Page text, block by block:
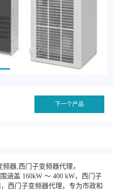
下一个产品
器,西门子变频器代理，
涵盖 160kW ～ 400 kW，西门子
西门子变频器代理，专为市政和